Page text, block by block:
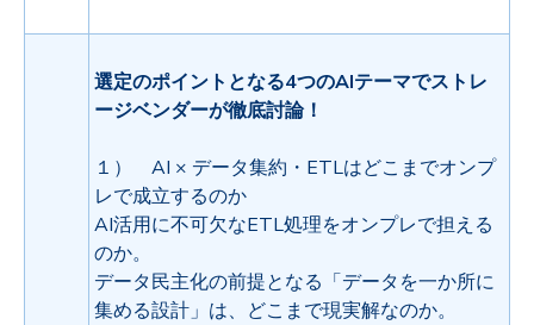
選定のポイントとなる4つのAIテーマでストレ
ージベンダーが徹底討論！
１） AI × データ集約・ETLはどこまでオンプ
レで成立するのか
AI活用に不可欠なETL処理をオンプレで担える
のか。
データ民主化の前提となる「データを一か所に
集める設計」は、どこまで現実解なのか。